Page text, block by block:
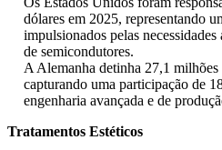
dólares em 2025, representando
impulsionados pelas
de semicondutores.
A Alemanha detinha 27,1 milhões
capturando uma participação de
engenharia avançada e de
Tratamentos Estéticos